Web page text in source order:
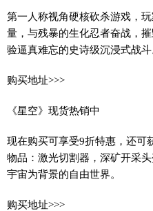
第一人称视角硬核砍杀游戏，
量，与残暴的生化忍者奋战，
验逼真难忘的史诗级沉浸式战斗
购买地址>>>
《星空》现货热销中
现在购买可享受9折特惠，还可
物品：激光切割器，深矿开采
宇宙为背景的自由世界。
购买地址>>>